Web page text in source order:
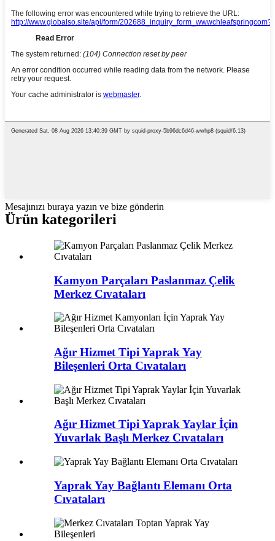
Mesajınızı buraya yazın ve bize gönderin
Ürün kategorileri
Kamyon Parçaları Paslanmaz Çelik
Merkez Cıvataları
Ağır Hizmet Tipi Yaprak Yay
Bileşenleri Orta Cıvataları
Ağır Hizmet Tipi Yaprak Yaylar İçin
Yuvarlak Başlı Merkez Cıvataları
Yaprak Yay Bağlantı Elemanı Orta
Cıvataları